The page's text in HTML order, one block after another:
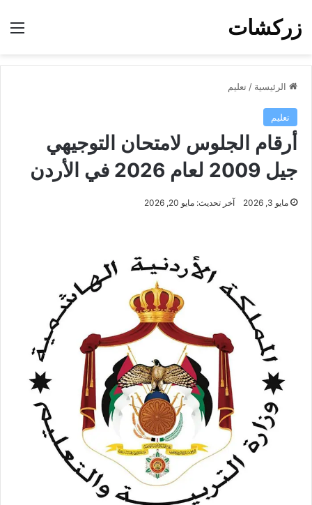
زركشات
الرئيسية / تعليم
تعليم
أرقام الجلوس لامتحان التوجيهي
جيل 2009 لعام 2026 في الأردن
مايو 3, 2026 آخر تحديث: مايو 20, 2026